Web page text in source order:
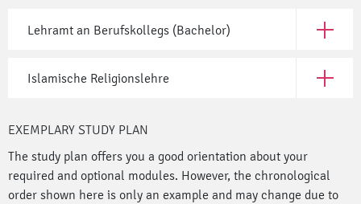
Lehramt an Berufskollegs (Bachelor) Open
Islamische Religionslehre Open
EXEMPLARY STUDY PLAN
The study plan offers you a good orientation about your
required and optional modules. However, the chronological
order shown here is only an example and may change due to